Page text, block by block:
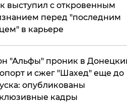
выступил с откровенным
перед "последним
в карьере
"Альфы" проник в
и сжег "Шахед" еще до
опубликованы
кадры